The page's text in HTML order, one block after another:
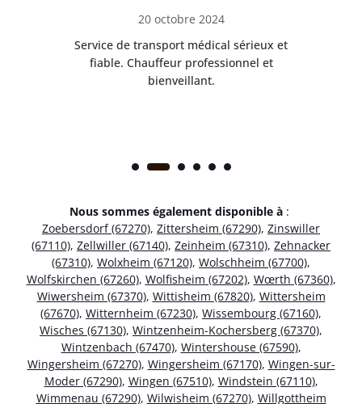
20 octobre 2024
Service de transport médical sérieux et
fiable. Chauffeur professionnel et
bienveillant.
Nous sommes également disponible à :
Zoebersdorf (67270), Zittersheim (67290), Zinswiller
(67110), Zellwiller (67140), Zeinheim (67310), Zehnacker
(67310), Wolxheim (67120), Wolschheim (67700),
Wolfskirchen (67260), Wolfisheim (67202), Wœrth (67360),
Wiwersheim (67370), Wittisheim (67820), Wittersheim
(67670), Witternheim (67230), Wissembourg (67160),
Wisches (67130), Wintzenheim-Kochersberg (67370),
Wintzenbach (67470), Wintershouse (67590),
Wingersheim (67270), Wingersheim (67170), Wingen-sur-
Moder (67290), Wingen (67510), Windstein (67110),
Wimmenau (67290), Wilwisheim (67270), Willgottheim